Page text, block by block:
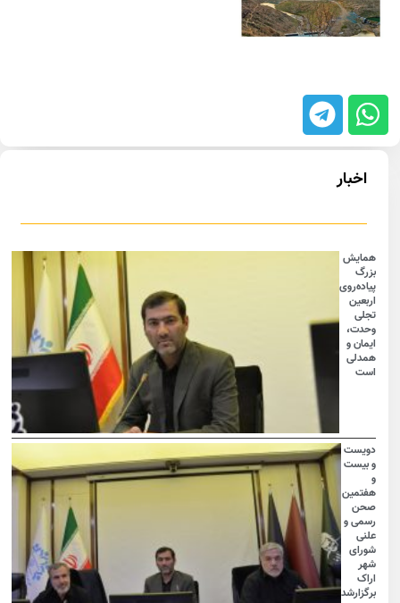
اخبار
همایش
بزرگ
پیاده‌روی
اربعین
تجلی
وحدت،
ایمان و
همدلی
است
دویست
و بیست
هفتمین
صحن
رسمی و
علنی
شورای
شهر
اراک
برگزارشد